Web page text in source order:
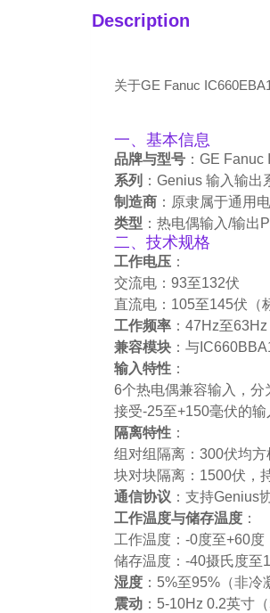
Description
关于GE Fanuc
一、基本信息
品牌与型号 ：GE
系列 ：Genius 输入输出
制造商 ：原隶属于通用
类型 ：热电偶输入/输出
二、技术规格
工作电压 ：
交流电：93至132伏
直流电：105至145伏（
工作频率 ：47Hz至63Hz
兼容模块 ：与
输入特性 ：
6个热电偶兼容输入，分
接受-25至+150毫伏的
隔离特性 ：
组对组隔离：300伏均方
块对块隔离：1500伏，
通信协议 ：支持Genius
工作温度与储存温度 ：
工作温度：-0度至+60度
储存温度：-40摄氏度至
湿度 ：5%至95%（非冷
震动 ：5-10Hz 0.2英寸